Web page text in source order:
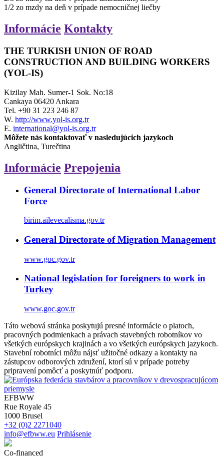
1/2 zo mzdy na deň v prípade nemocničnej liečby
Informácie Kontakty
THE TURKISH UNION OF ROAD
CONSTRUCTION AND BUILDING WORKERS
(YOL-IS)
Kizilay Mah. Sumer-1 Sok. No:18
Cankaya 06420 Ankara
Tel. +90 31 223 246 87
W. http://www.yol-is.org.tr
E. international@yol-is.org.tr
Môžete nás kontaktovať v nasledujúcich jazykoch
Angličtina, Turečtina
Informácie Prepojenia
General Directorate of International Labor
Force
birim.ailevecalisma.gov.tr
General Directorate of Migration Management
www.goc.gov.tr
National legislation for foreigners to work in
Turkey
www.goc.gov.tr
Táto webová stránka poskytujú presné informácie o platoch,
pracovných podmienkach a právach stavebných robotníkov vo
všetkých európskych krajinách a vo všetkých európskych jazykoch.
Stavební robotníci môžu nájsť užitočné odkazy a kontakty na
zástupcov odborových združení, ktorí sú v prípade potreby
pripravení pomôcť a poskytnúť podporu.
EFBWW
Rue Royale 45
1000 Brusel
+32 (0)2 2271040
info@efbww.eu Prihlásenie
Co-financed